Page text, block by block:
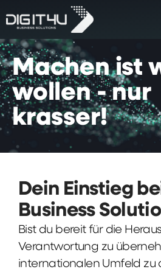
Machen ist
wollen - nur
krasser!
Dein Einstieg
Business
Bist du bereit für die
Verantwortung zu
internationalen Umfeld zu